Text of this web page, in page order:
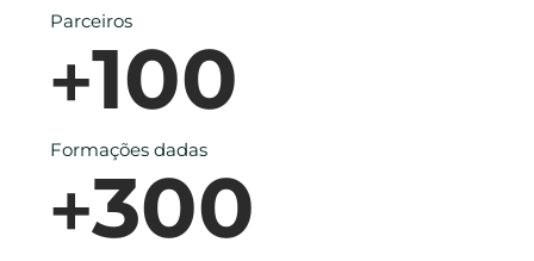
Parceiros
+100
Formações dadas
+300